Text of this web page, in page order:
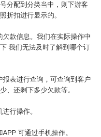
分配到分类当中，则下游客
折扣进行显示的。
款信息。我们在实际操作中
我们无法及时了解到哪个订
表进行查询，可查询到客户
、还剩下多少欠款等。
行操作。
可通过手机操作。